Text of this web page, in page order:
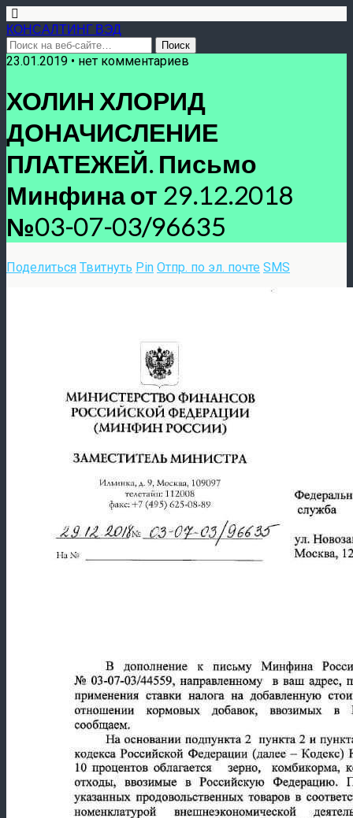
КОНСАЛТИНГ ВЭД
23.01.2019 • нет комментариев
ХОЛИН ХЛОРИД
ДОНАЧИСЛЕНИЕ
ПЛАТЕЖЕЙ. Письмо
Минфина от 29.12.2018
№03-07-03/96635
Поделиться Твитнуть Pin Отпр. по эл. почте SMS